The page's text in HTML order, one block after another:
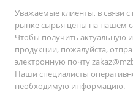
Уважаемые клиенты, в связи
рынке сырья цены на нашем
Чтобы получить актуальную
продукции, пожалуйста,
электронную почту
Наши специалисты
необходимую информацию.